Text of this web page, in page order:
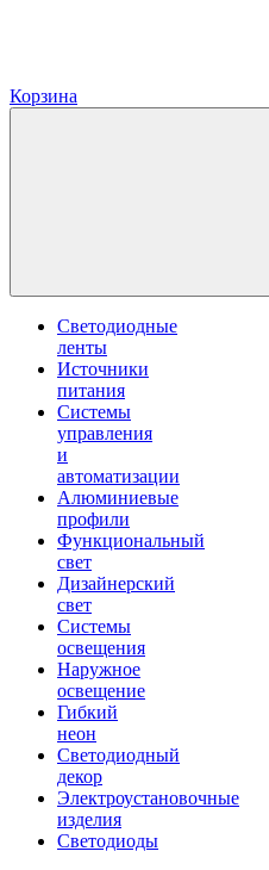
Корзина
Светодиодные
ленты
Источники
питания
Системы
управления
и
автоматизации
Алюминиевые
профили
Функциональный
свет
Дизайнерский
свет
Системы
освещения
Наружное
освещение
Гибкий
неон
Светодиодный
декор
Электроустановочные
изделия
Светодиоды